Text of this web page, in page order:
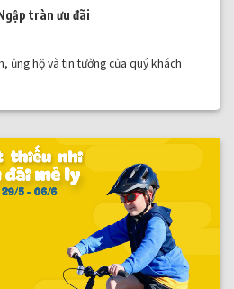
tràn ưu đãi
ủng hộ và tin tưởng của quý khách